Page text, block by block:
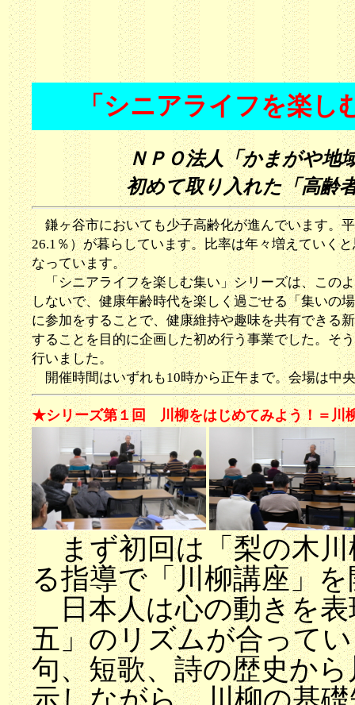
「シニアライフを楽
ＮＰＯ法人「かまがや地
初めて取り入れた「高齢
鎌ヶ谷市においても少子高齢化が進んでいます。
26.1％）が暮らしています。比率は年々増えていく
なっています。
「シニアライフを楽しむ集い」シリーズは、この
しないで、健康年齢時代を楽しく過ごせる「集いの
に参加をすることで、健康維持や趣味を共有できる
することを目的に企画した初め行う事業でした。そ
行いました。
開催時間はいずれも10時から正午まで。会場は中
★シリーズ第１回 川柳をはじめてみよう！＝
まず初回は「梨の木川
る指導で「川柳講座」
日本人は心の動きを表
五」のリズムが合って
句、短歌、詩の歴史か